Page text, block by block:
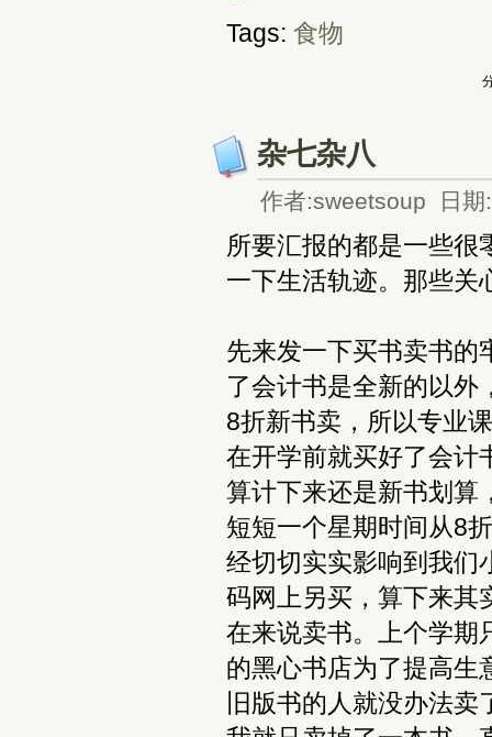
Tags: 食物
杂七杂八
作者:sweetsoup 日期
所要汇报的都是一些很
一下生活轨迹。那些关
先来发一下买书卖书的
了会计书是全新的以外
8折新书卖，所以专业
在开学前就买好了会计
算计下来还是新书划算
短短一个星期时间从8
经切切实实影响到我们
码网上另买，算下来其
在来说卖书。上个学期
的黑心书店为了提高生
旧版书的人就没办法